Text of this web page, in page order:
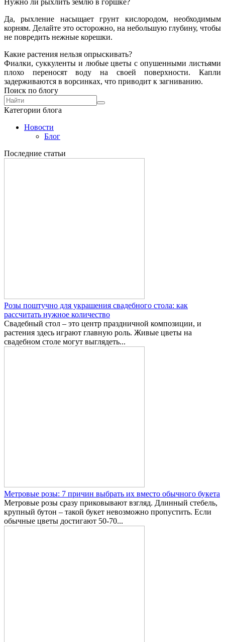
Нужно ли рыхлить землю в горшке?
Да, рыхление насыщает грунт кислородом, необходимым
корням. Делайте это осторожно, на небольшую глубину, чтобы
не повредить нежные корешки.
Какие растения нельзя опрыскивать?
Фиалки, суккуленты и любые цветы с опушенными листьями
плохо переносят воду на своей поверхности. Капли
задерживаются в ворсинках, что приводит к загниванию.
Поиск по блогу
Категории блога
Новости
Блог
Последние статьи
Розы поштучно для украшения свадебного стола: как
рассчитать нужное количество
Свадебный стол – это центр праздничной композиции, и
растения здесь играют главную роль. Живые цветы на
свадебном столе могут выглядеть...
Метровые розы: 7 причин выбрать их вместо обычного букета
Метровые розы сразу приковывают взгляд. Длинный стебель,
крупный бутон – такой букет невозможно пропустить. Если
обычные цветы достигают 50-70...